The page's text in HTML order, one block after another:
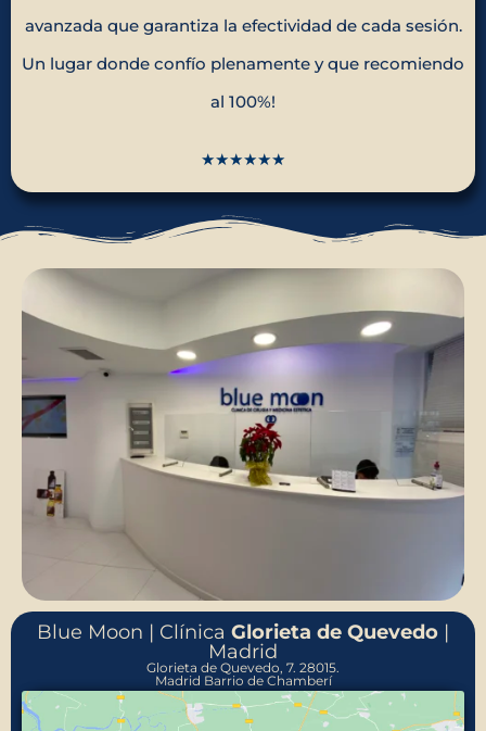
avanzada que garantiza la efectividad de cada sesión.
Un lugar donde confío plenamente y que recomiendo
al 100%!
★★★★★★
Blue Moon | Clínica Glorieta de Quevedo |
Madrid
Glorieta de Quevedo, 7. 28015.
Madrid Barrio de Chamberí